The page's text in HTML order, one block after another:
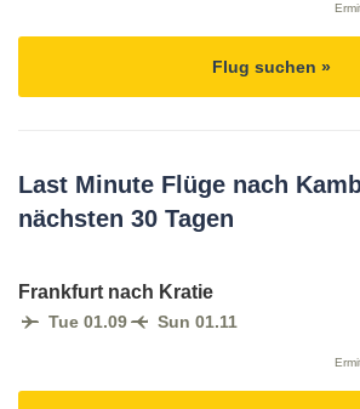
Flug suchen »
Last Minute Flüge nach
nächsten 30 Tagen
Frankfurt nach Kratie
Tue 01.09 Sun 01.11